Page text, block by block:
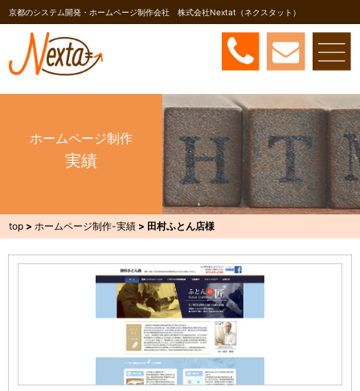
京都のシステム開発・ホームページ制作会社 株式会社Nextat（ネクスタット）
ホームページ制作
実績
top >ホームページ制作-実績 > 田村ふとん店様